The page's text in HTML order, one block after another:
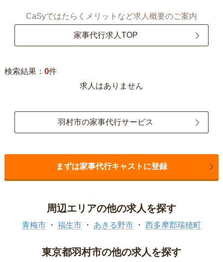
CaSyではたらくメリットなど求人概要のご案内
家事代行求人TOP
検索結果： 0件
求人はありません
羽村市の家事代行サービス
まずは家事代行キャストに登録
周辺エリアの他の求人を探す
青梅市 福生市 あきる野市 西多摩郡瑞穂町
東京都羽村市の他の求人を探す